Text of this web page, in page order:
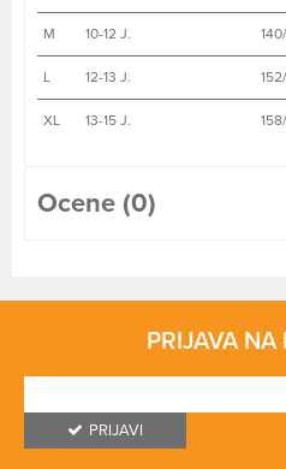
M 10-12 J.
L 12-13 J.
XL 13-15 J.
Ocene (0)
PRIJAVA NA
PRIJAVI